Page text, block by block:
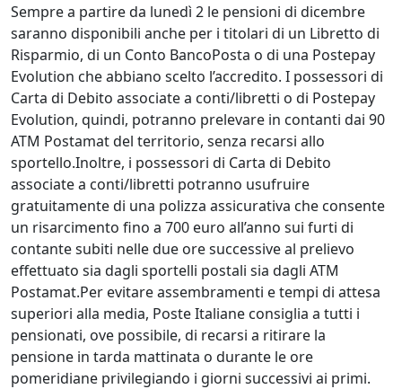
Sempre a partire da lunedì 2 le pensioni di dicembre
saranno disponibili anche per i titolari di un Libretto di
Risparmio, di un Conto BancoPosta o di una Postepay
Evolution che abbiano scelto l’accredito. I possessori di
Carta di Debito associate a conti/libretti o di Postepay
Evolution, quindi, potranno prelevare in contanti dai 90
ATM Postamat del territorio, senza recarsi allo
sportello.Inoltre, i possessori di Carta di Debito
associate a conti/libretti potranno usufruire
gratuitamente di una polizza assicurativa che consente
un risarcimento fino a 700 euro all’anno sui furti di
contante subiti nelle due ore successive al prelievo
effettuato sia dagli sportelli postali sia dagli ATM
Postamat.Per evitare assembramenti e tempi di attesa
superiori alla media, Poste Italiane consiglia a tutti i
pensionati, ove possibile, di recarsi a ritirare la
pensione in tarda mattinata o durante le ore
pomeridiane privilegiando i giorni successivi ai primi.